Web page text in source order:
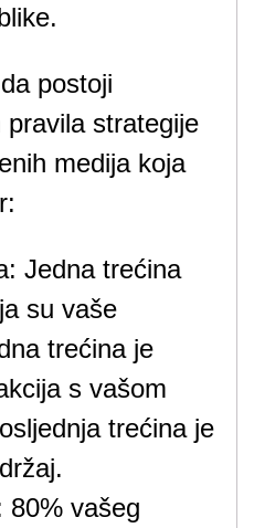
da postoji
strategije
medija koja
Jedna trećina
su vaše
trećina je
s vašom
trećina je
80% vašeg